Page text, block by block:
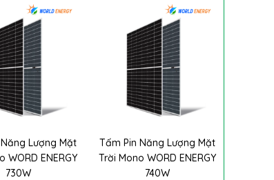
Lượng Mặt
WORD ENERGY
730W
Tấm Pin Năng Lượng Mặt
Trời Mono WORD ENERGY
740W